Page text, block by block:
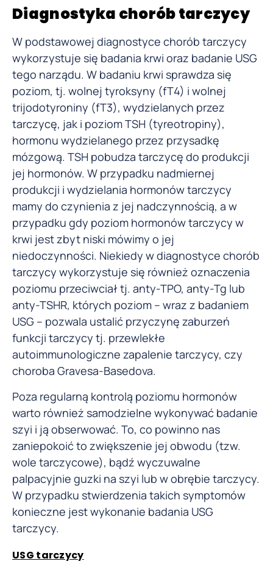
Diagnostyka chorób tarczycy
W podstawowej diagnostyce chorób tarczycy
wykorzystuje się badania krwi oraz badanie USG
tego narządu. W badaniu krwi sprawdza się
poziom, tj. wolnej tyroksyny (fT4) i wolnej
trijodotyroniny (fT3), wydzielanych przez
tarczycę, jak i poziom TSH (tyreotropiny),
hormonu wydzielanego przez przysadkę
mózgową. TSH pobudza tarczycę do produkcji
jej hormonów. W przypadku nadmiernej
produkcji i wydzielania hormonów tarczycy
mamy do czynienia z jej nadczynnością, a w
przypadku gdy poziom hormonów tarczycy w
krwi jest zbyt niski mówimy o jej
niedoczynności. Niekiedy w diagnostyce chorób
tarczycy wykorzystuje się również oznaczenia
poziomu przeciwciał tj. anty-TPO, anty-Tg lub
anty-TSHR, których poziom – wraz z badaniem
USG – pozwala ustalić przyczynę zaburzeń
funkcji tarczycy tj. przewlekłe
autoimmunologiczne zapalenie tarczycy, czy
choroba Gravesa-Basedova.
Poza regularną kontrolą poziomu hormonów
warto również samodzielne wykonywać badanie
szyi i ją obserwować. To, co powinno nas
zaniepokoić to zwiększenie jej obwodu (tzw.
wole tarczycowe), bądź wyczuwalne
palpacyjnie guzki na szyi lub w obrębie tarczycy.
W przypadku stwierdzenia takich symptomów
konieczne jest wykonanie badania USG
tarczycy.
USG tarczycy